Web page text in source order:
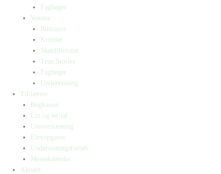
Fagbøger
Voksne
Romance
Krimier
Skønlitteratur
True Stories
Fagbøger
Undervisning
Til lærere
Bogkasser
Lix og let-tal
Universlæsning
Elevopgaver
Undervisningsforløb
Messekalender
Aktuelt